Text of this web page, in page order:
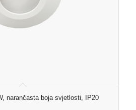
narančasta boja svjetlosti, IP20